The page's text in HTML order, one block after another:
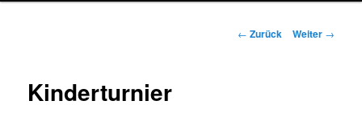
Beitragsnavigation
← Zurück Weiter →
Kinderturnier